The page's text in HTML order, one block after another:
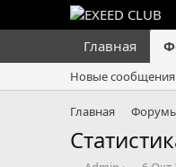
Главная
Новые сообщения
Главная